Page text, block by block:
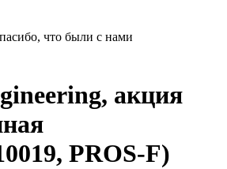
что были с нами
акция
PROS-F)